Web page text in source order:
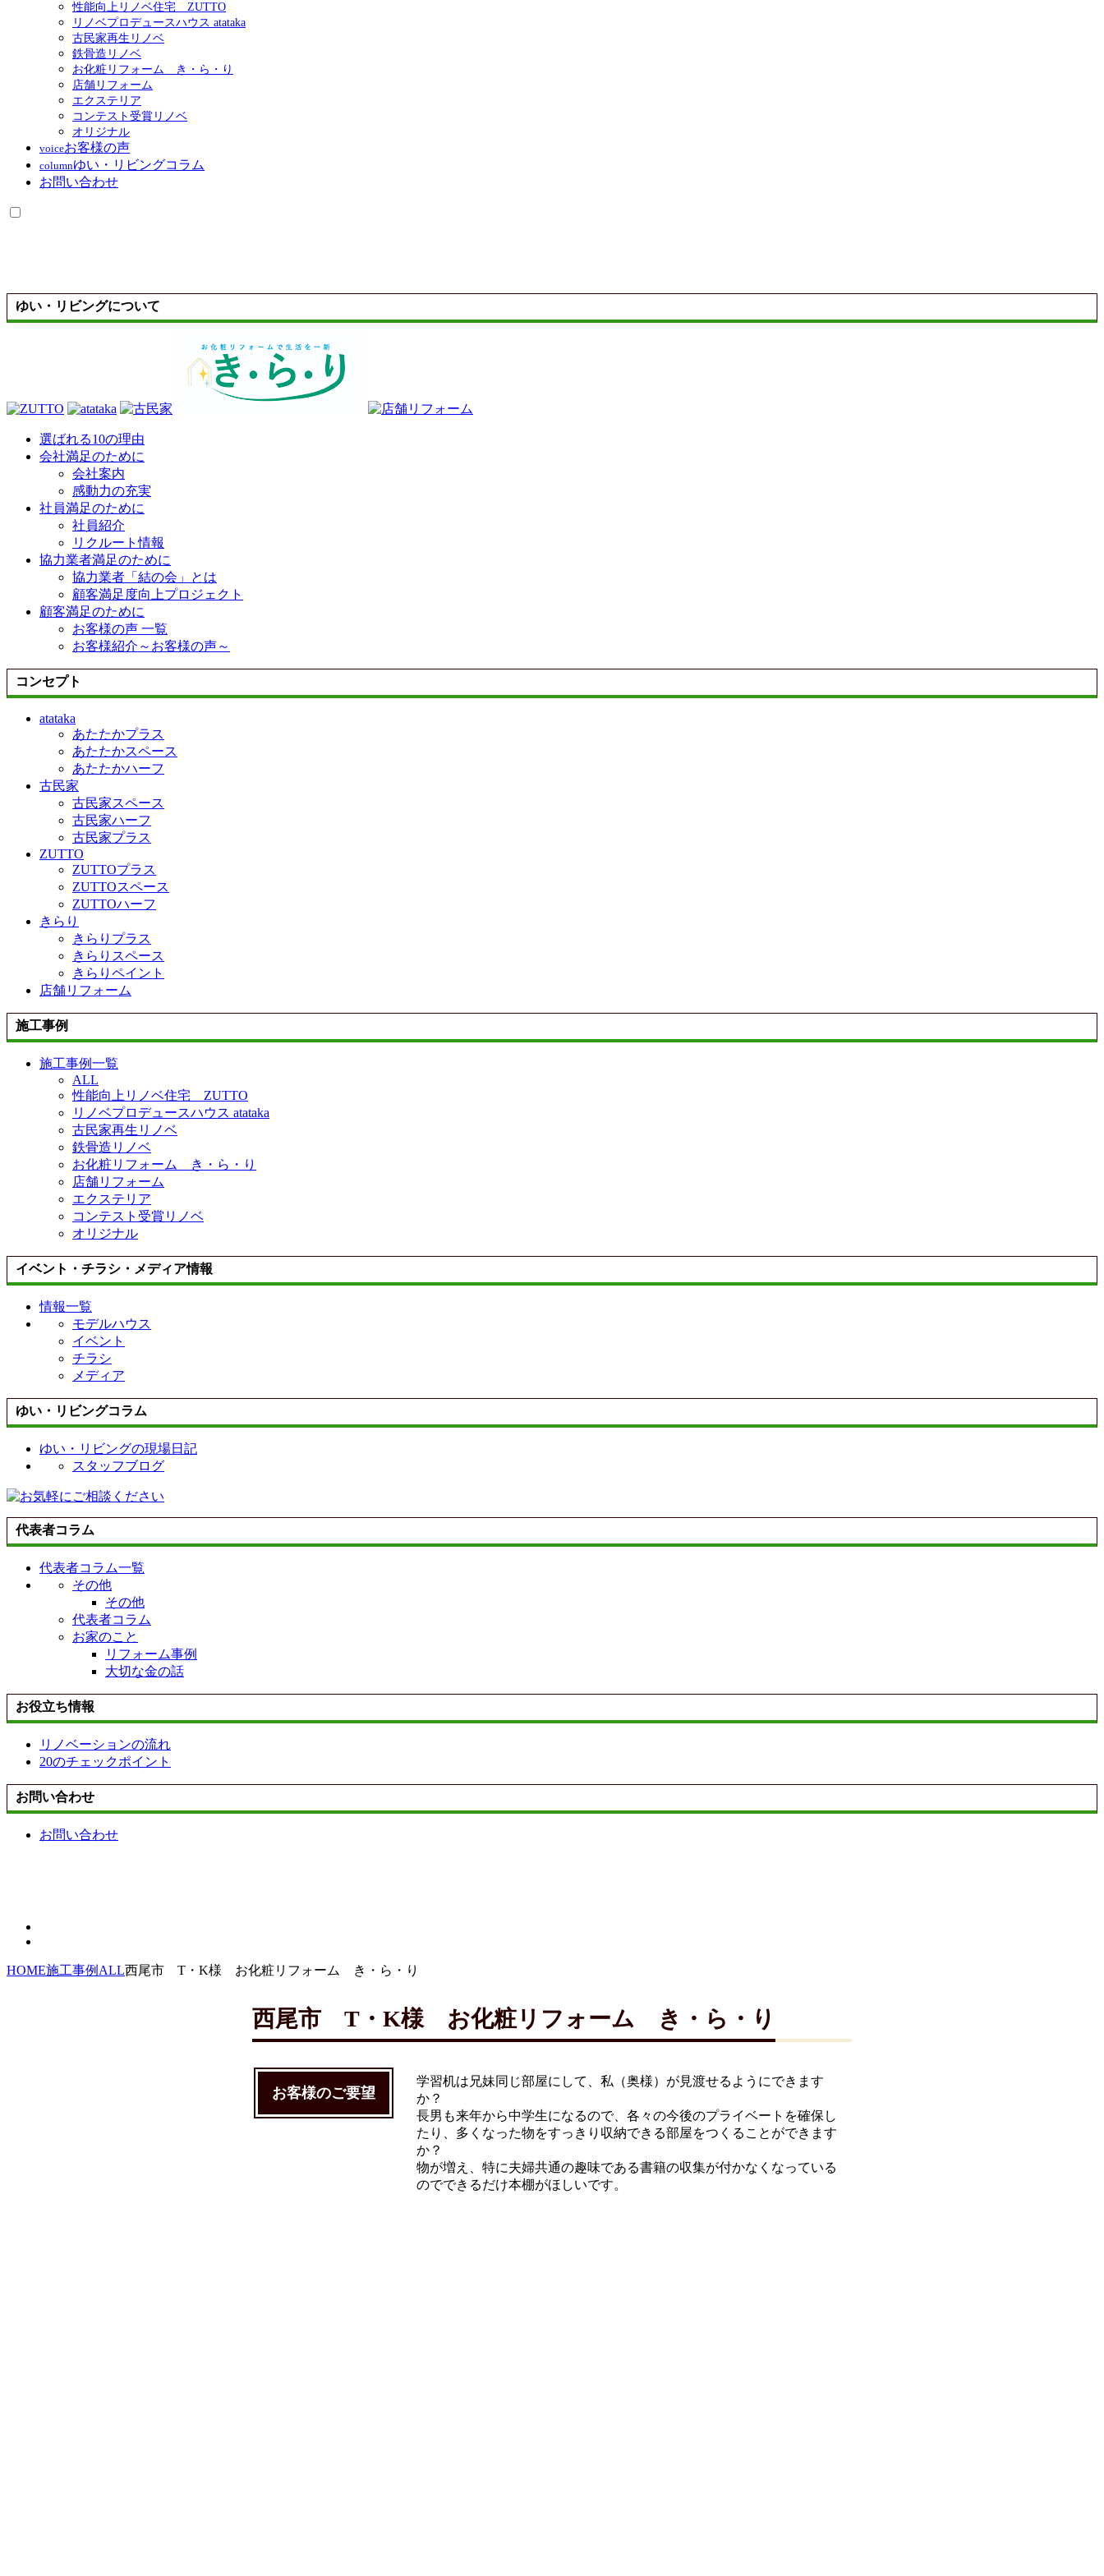
性能向上リノベ住宅 ZUTTO
リノベプロデュースハウス atataka
古民家再生リノベ
鉄骨造リノベ
お化粧リフォーム き・ら・り
店舗リフォーム
エクステリア
コンテスト受賞リノベ
オリジナル
voiceお客様の声
columnゆい・リビングコラム
お問い合わせ
ゆい・リビングについて
選ばれる10の理由
会社満足のために
会社案内
感動力の充実
社員満足のために
社員紹介
リクルート情報
協力業者満足のために
協力業者「結の会」とは
顧客満足度向上プロジェクト
顧客満足のために
お客様の声 一覧
お客様紹介～お客様の声～
コンセプト
atataka
あたたかプラス
あたたかスペース
あたたかハーフ
古民家
古民家スペース
古民家ハーフ
古民家プラス
ZUTTO
ZUTTOプラス
ZUTTOスペース
ZUTTOハーフ
きらり
きらりプラス
きらりスペース
きらりペイント
店舗リフォーム
施工事例
施工事例一覧
ALL
性能向上リノベ住宅 ZUTTO
リノベプロデュースハウス atataka
古民家再生リノベ
鉄骨造リノベ
お化粧リフォーム き・ら・り
店舗リフォーム
エクステリア
コンテスト受賞リノベ
オリジナル
イベント・チラシ・メディア情報
情報一覧
モデルハウス
イベント
チラシ
メディア
ゆい・リビングコラム
ゆい・リビングの現場日記
スタッフブログ
代表者コラム
代表者コラム一覧
その他
その他
代表者コラム
お家のこと
リフォーム事例
大切な金の話
お役立ち情報
リノベーションの流れ
20のチェックポイント
お問い合わせ
お問い合わせ
HOME施工事例 ALL西尾市 T・K様 お化粧リフォーム き・ら・り
西尾市 T・K様 お化粧リフォーム き・ら・り
お客様のご要望
学習机は兄妹同じ部屋にして、私（奥様）が見渡せるようにできます
か？
長男も来年から中学生になるので、各々の今後のプライベートを確保し
たり、多くなった物をすっきり収納できる部屋をつくることができます
か？
物が増え、特に夫婦共通の趣味である書籍の収集が付かなくなっている
のでできるだけ本棚がほしいです。